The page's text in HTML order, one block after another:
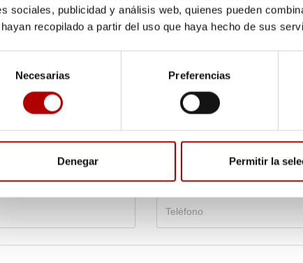
sociales, publicidad y análisis web, quienes pueden
recopilado a partir del uso que haya hecho de sus
Necesarias Preferencias
Denegar Permitir la
o más información
este asunto en concreto.